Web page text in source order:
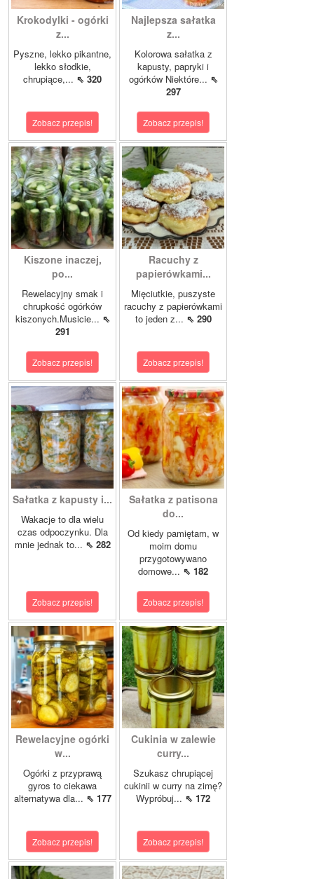
Krokodylki - ogórki
z...
Pyszne, lekko pikantne,
lekko słodkie,
chrupiące,... ⇖ 320
Zobacz przepis!
Najlepsza sałatka
z...
Kolorowa sałatka z
kapusty, papryki i
ogórków Niektóre... ⇖
297
Zobacz przepis!
Kiszone inaczej,
po...
Rewelacyjny smak i
chrupkość ogórków
kiszonych.Musicie... ⇖
291
Zobacz przepis!
Racuchy z
papierówkami...
Mięciutkie, puszyste
racuchy z papierówkami
to jeden z... ⇖ 290
Zobacz przepis!
Sałatka z kapusty i...
Wakacje to dla wielu
czas odpoczynku. Dla
mnie jednak to... ⇖ 282
Zobacz przepis!
Sałatka z patisona
do...
Od kiedy pamiętam, w
moim domu
przygotowywano
domowe... ⇖ 182
Zobacz przepis!
Rewelacyjne ogórki
w...
Ogórki z przyprawą
gyros to ciekawa
alternatywa dla... ⇖ 177
Zobacz przepis!
Cukinia w zalewie
curry...
Szukasz chrupiącej
cukinii w curry na zimę?
Wypróbuj... ⇖ 172
Zobacz przepis!